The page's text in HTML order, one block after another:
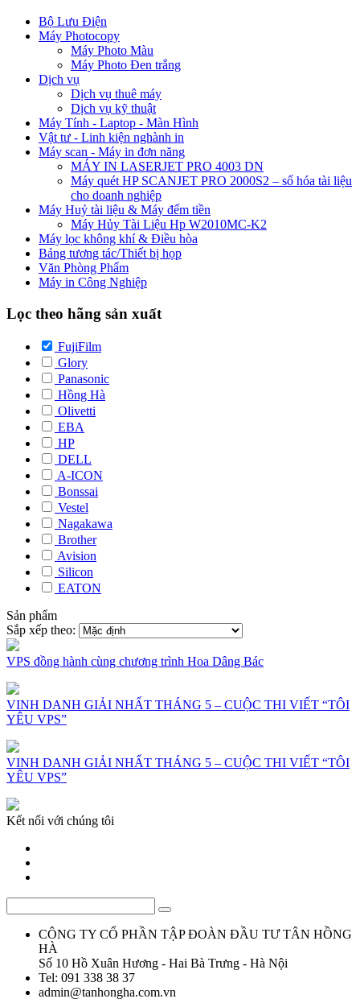
Bộ Lưu Điện
Máy Photocopy
Máy Photo Màu
Máy Photo Đen trắng
Dịch vụ
Dịch vụ thuê máy
Dịch vụ kỹ thuật
Máy Tính - Laptop - Màn Hình
Vật tư - Linh kiện nghành in
Máy scan - Máy in đơn năng
MÁY IN LASERJET PRO 4003 DN
Máy quét HP SCANJET PRO 2000S2 – số hóa tài liệu
cho doanh nghiệp
Máy Huỷ tài liệu & Máy đếm tiền
Máy Hủy Tài Liệu Hp W2010MC-K2
Máy lọc không khí & Điều hòa
Bảng tương tác/Thiết bị họp
Văn Phòng Phẩm
Máy in Công Nghiệp
Lọc theo hãng sản xuất
FujiFilm
Glory
Panasonic
Hồng Hà
Olivetti
EBA
HP
DELL
A-ICON
Bonssai
Vestel
Nagakawa
Brother
Avision
Silicon
EATON
Sản phẩm
Sắp xếp theo:
VPS đồng hành cùng chương trình Hoa Dâng Bác
VINH DANH GIẢI NHẤT THÁNG 5 – CUỘC THI VIẾT “TÔI
YÊU VPS”
VINH DANH GIẢI NHẤT THÁNG 5 – CUỘC THI VIẾT “TÔI
YÊU VPS”
Kết nối với chúng tôi
CÔNG TY CỔ PHẦN TẬP ĐOÀN ĐẦU TƯ TÂN HỒNG
HÀ
Số 10 Hồ Xuân Hương - Hai Bà Trưng - Hà Nội
Tel: 091 338 38 37
admin@tanhongha.com.vn